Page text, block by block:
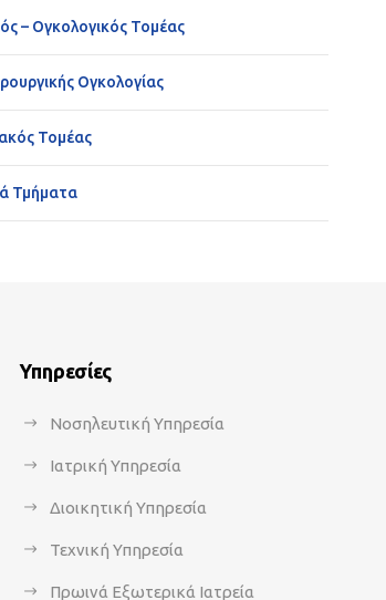
– Ογκολογικός Τομέας
Ογκολογίας
Τομέας
Τμήματα
Υπηρεσίες
Νοσηλευτική Υπηρεσία
Ιατρική Υπηρεσία
Διοικητική Υπηρεσία
Τεχνική Υπηρεσία
Πρωινά Εξωτερικά Ιατρεία